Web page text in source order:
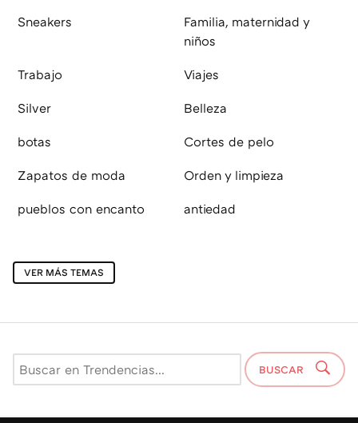
Sneakers
Familia, maternidad y
niños
Trabajo Viajes
Silver Belleza
botas Cortes de pelo
Zapatos de moda Orden y limpieza
pueblos con encanto antiedad
VER MÁS TEMAS
BUSCAR